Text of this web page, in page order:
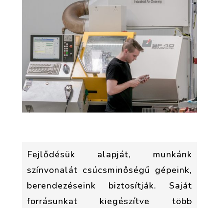
Fejlődésük alapját, munkánk
színvonalát csúcsminőségű gépeink,
berendezéseink biztosítják. Saját
forrásunkat kiegészítve több